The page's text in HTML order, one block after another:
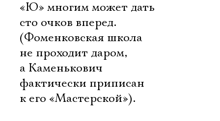
«Ю» многим может дать
сто очков вперед.
(Фоменковская школа
не проходит даром,
а Каменькович
фактически приписан
к его «Мастерской»).